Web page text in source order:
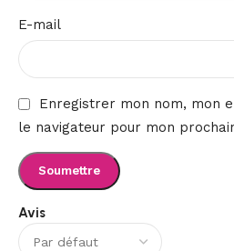
Avis
E-mail
Enregistrer mon nom, mon
le navigateur pour mon